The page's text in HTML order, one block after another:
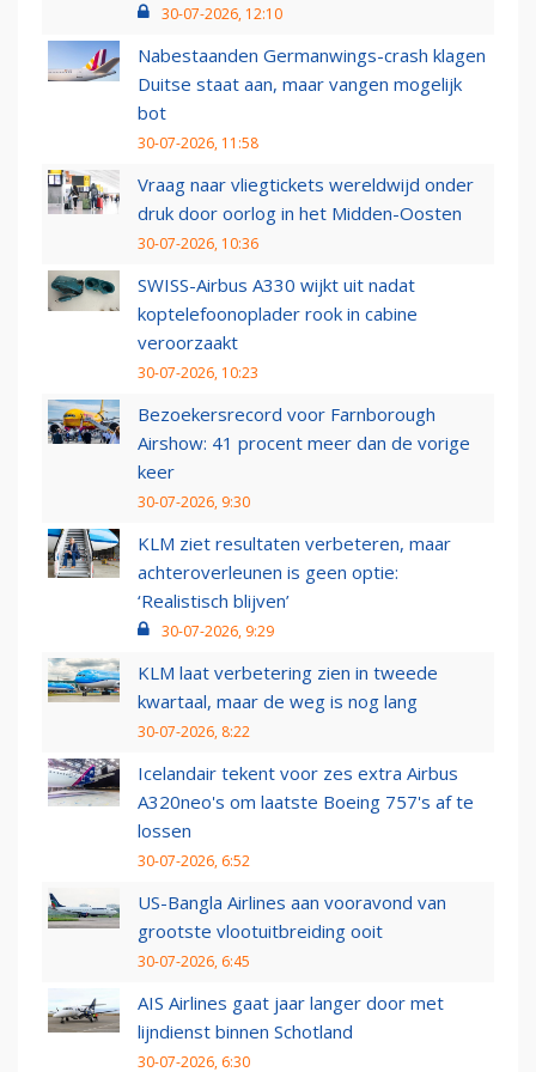
30-07-2026, 12:10
Nabestaanden Germanwings-crash klagen
Duitse staat aan, maar vangen mogelijk
bot
30-07-2026, 11:58
Vraag naar vliegtickets wereldwijd onder
druk door oorlog in het Midden-Oosten
30-07-2026, 10:36
SWISS-Airbus A330 wijkt uit nadat
koptelefoonoplader rook in cabine
veroorzaakt
30-07-2026, 10:23
Bezoekersrecord voor Farnborough
Airshow: 41 procent meer dan de vorige
keer
30-07-2026, 9:30
KLM ziet resultaten verbeteren, maar
achteroverleunen is geen optie:
‘Realistisch blijven’
30-07-2026, 9:29
KLM laat verbetering zien in tweede
kwartaal, maar de weg is nog lang
30-07-2026, 8:22
Icelandair tekent voor zes extra Airbus
A320neo's om laatste Boeing 757's af te
lossen
30-07-2026, 6:52
US-Bangla Airlines aan vooravond van
grootste vlootuitbreiding ooit
30-07-2026, 6:45
AIS Airlines gaat jaar langer door met
lijndienst binnen Schotland
30-07-2026, 6:30